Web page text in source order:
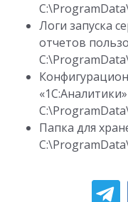
Логи запуска
отчетов
«1С:Аналитики»
Папка для